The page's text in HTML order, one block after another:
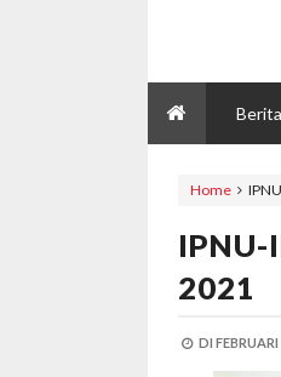
Berita
Home
IPNU-
2021
DI